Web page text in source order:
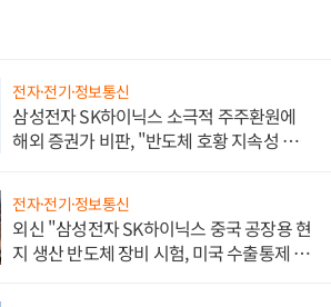
전자·전기·정보통신
삼성전자 SK하이닉스 소극적 주주환원에
해외 증권가 비판, "반도체 호황 지속성 의
전자·전기·정보통신
외신 "삼성전자 SK하이닉스 중국 공장용 현
지 생산 반도체 장비 시험, 미국 수출통제 대